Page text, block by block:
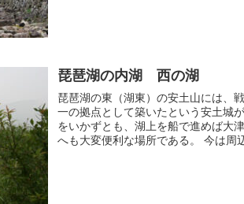
琵琶湖の内湖 西の湖
琵琶湖の東（湖東）の安土山には、
一の拠点として築いたという安土城
をいかずとも、湖上を船で進めば大
へも大変便利な場所である。 今は周